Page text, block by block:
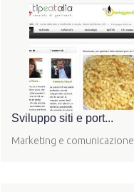
Sviluppo siti e port...
Marketing e comunicazione